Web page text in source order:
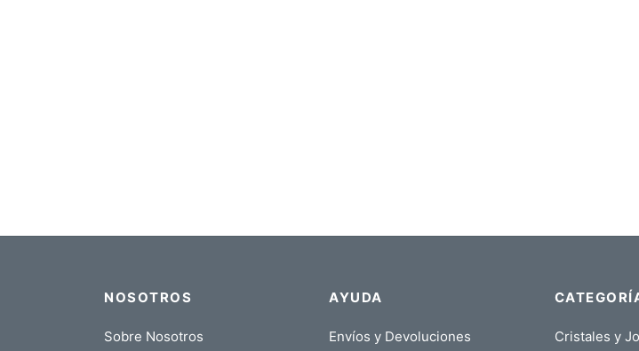
AYUDA
Envíos y Devoluciones
Cristales y
NOSOTROS
Sobre Nosotros